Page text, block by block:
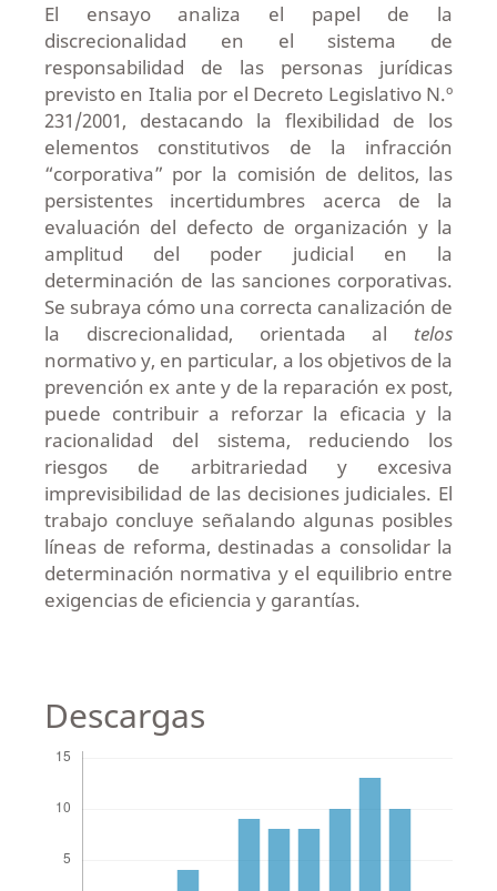
El ensayo analiza el papel de la
discrecionalidad en el sistema de
responsabilidad de las personas jurídicas
previsto en Italia por el Decreto Legislativo N.º
231/2001, destacando la flexibilidad de los
elementos constitutivos de la infracción
“corporativa” por la comisión de delitos, las
persistentes incertidumbres acerca de la
evaluación del defecto de organización y la
amplitud del poder judicial en la
determinación de las sanciones corporativas.
Se subraya cómo una correcta canalización de
la discrecionalidad, orientada al telos
normativo y, en particular, a los objetivos de la
prevención ex ante y de la reparación ex post,
puede contribuir a reforzar la eficacia y la
racionalidad del sistema, reduciendo los
riesgos de arbitrariedad y excesiva
imprevisibilidad de las decisiones judiciales. El
trabajo concluye señalando algunas posibles
líneas de reforma, destinadas a consolidar la
determinación normativa y el equilibrio entre
exigencias de eficiencia y garantías.
Descargas